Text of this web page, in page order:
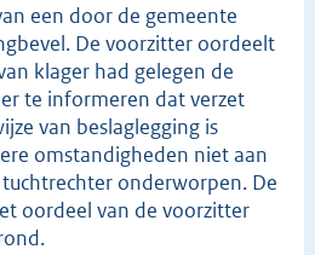
een door de gemeente
De voorzitter oordeelt
klager had gelegen de
te informeren dat verzet
van beslaglegging is
omstandigheden niet aan
onderworpen. De
oordeel van de voorzitter